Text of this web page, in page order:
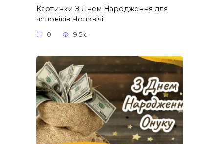
Картинки З Днем Народження для
чоловіків​ Чоловічі
0 9.5к.